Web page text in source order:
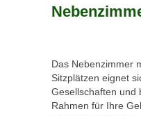
Das Nebenzimmer
Sitzplätzen eignet
Gesellschaften und
Rahmen für Ihre